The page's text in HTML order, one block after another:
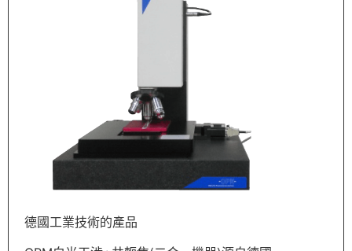
德國工業技術的產品